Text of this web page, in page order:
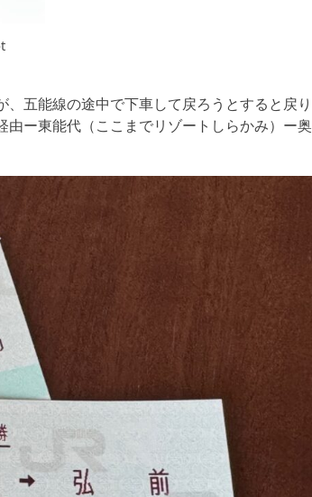
五能線の途中で下車して戻ろうとすると戻り
ー東能代（ここまでリゾートしらかみ）ー奥